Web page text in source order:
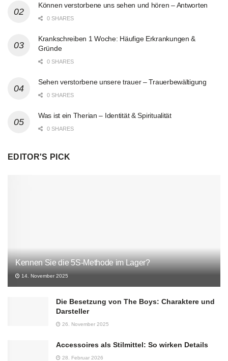
Können verstorbene uns sehen und hören – Antworten
0 SHARES
Krankschreiben 1 Woche: Häufige Erkrankungen &
Gründe
0 SHARES
Sehen verstorbene unsere trauer – Trauerbewältigung
0 SHARES
Was ist ein Therian – Identität & Spiritualität
0 SHARES
EDITOR'S PICK
Kennen Sie die 5S-Methode im Lager?
14. November 2025
Die Besetzung von The Boys: Charaktere und
Darsteller
26. November 2025
Accessoires als Stilmittel: So wirken Details
28. Februar 2026